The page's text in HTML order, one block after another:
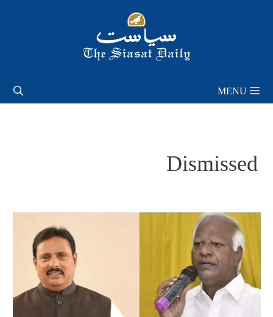
MENU
Dismissed